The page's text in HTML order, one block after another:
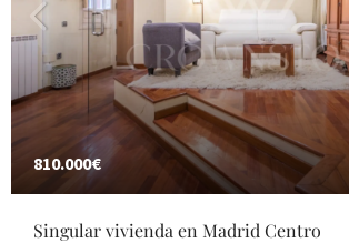
810.000€
Singular vivienda en Madrid Centro